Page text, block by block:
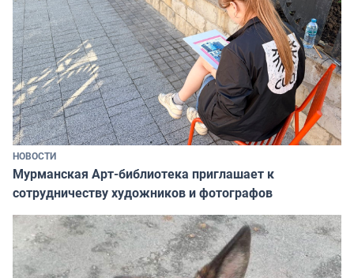
НОВОСТИ
Мурманская Арт-библиотека приглашает к
сотрудничеству художников и фотографов